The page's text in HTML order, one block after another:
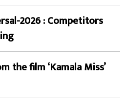
2026 : Competitors
the film ‘Kamala Miss’